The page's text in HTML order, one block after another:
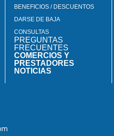
BENEFICIOS / DESCUENTOS
DARSE DE BAJA
CONSULTAS
PREGUNTAS
FRECUENTES
COMERCIOS Y
PRESTADORES
NOTICIAS